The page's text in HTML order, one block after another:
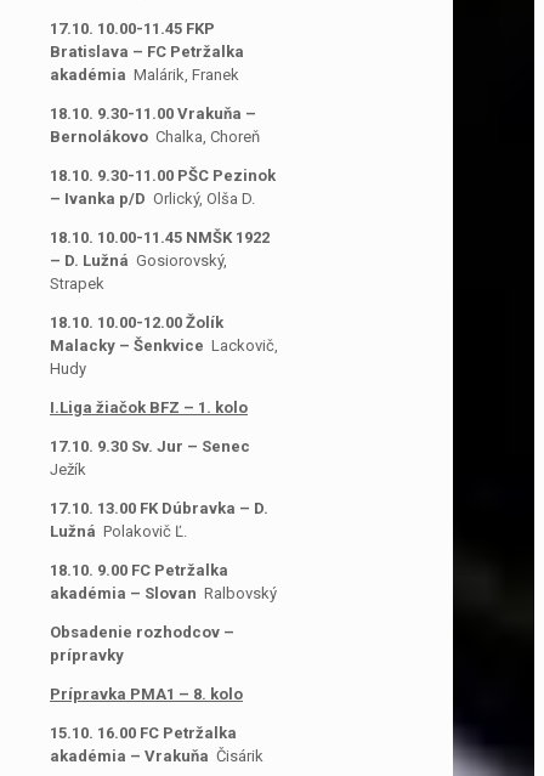
17.10. 10.00-11.45 FKP
Bratislava – FC Petržalka
akadémia Malárik, Franek
18.10. 9.30-11.00 Vrakuňa –
Bernolákovo Chalka, Choreň
18.10. 9.30-11.00 PŠC Pezinok
– Ivanka p/D Orlický, Olša D.
18.10. 10.00-11.45 NMŠK 1922
– D. Lužná Gosiorovský,
Strapek
18.10. 10.00-12.00 Žolík
Malacky – Šenkvice Lackovič,
Hudy
I.Liga žiačok BFZ – 1. kolo
17.10. 9.30 Sv. Jur – Senec
Ježík
17.10. 13.00 FK Dúbravka – D.
Lužná Polakovič Ľ.
18.10. 9.00 FC Petržalka
akadémia – Slovan Ralbovský
Obsadenie rozhodcov –
prípravky
Prípravka PMA1 – 8. kolo
15.10. 16.00 FC Petržalka
akadémia – Vrakuňa Čisárik